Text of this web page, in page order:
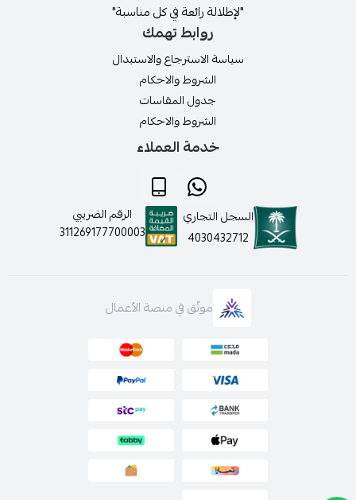
"لإطلالة رائعة في كل مناسبة"
روابط تهمك
سياسة الاسترجاع والاستبدال
الشروط والاحكام
جدول المقاسات
الشروط والاحكام
خدمة العملاء
السجل التجاري
4030432712
الرقم الضريبي
311269177700003
موثّق في منصة الأعمال